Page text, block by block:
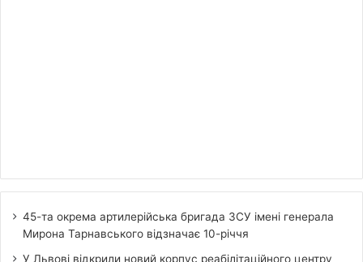
45-та окрема артилерійська бригада ЗСУ імені генерала
Мирона Тарнавського відзначає 10-річчя
У Львові відкрили новий корпус реабілітаційного центру